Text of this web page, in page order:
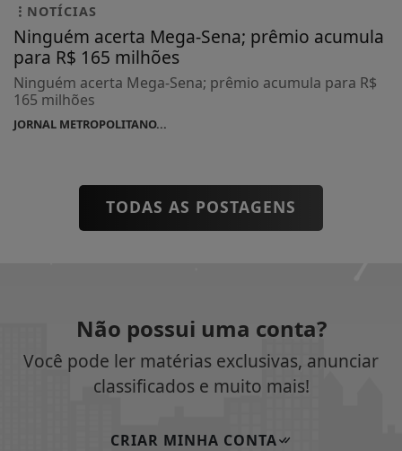
NOTÍCIAS
Ninguém acerta Mega-Sena; prêmio acumula
para R$ 165 milhões
Ninguém acerta Mega-Sena; prêmio acumula para R$
165 milhões
JORNAL METROPOLITANO...
TODAS AS POSTAGENS
Não possui uma conta?
Você pode ler matérias exclusivas, anunciar
classificados e muito mais!
CRIAR MINHA CONTA